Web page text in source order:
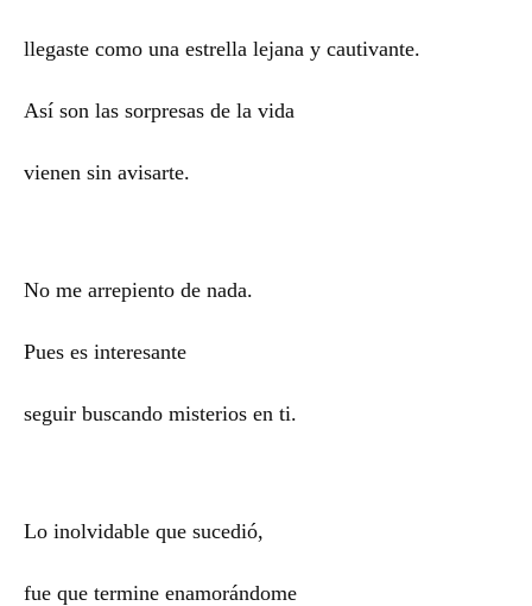
llegaste como una estrella lejana y cautivante.
Así son las sorpresas de la vida
vienen sin avisarte.
No me arrepiento de nada.
Pues es interesante
seguir buscando misterios en ti.
Lo inolvidable que sucedió,
fue que termine enamorándome